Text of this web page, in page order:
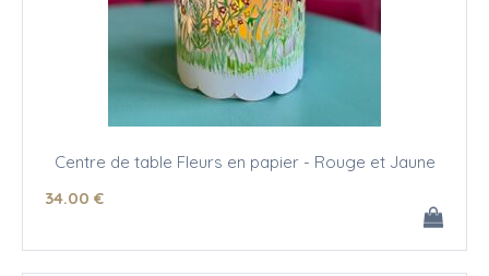
Centre de table Fleurs en papier - Rouge et Jaune
34.00 €